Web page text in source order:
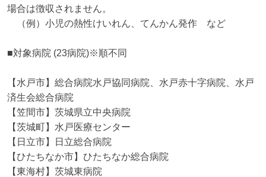
場合は徴収されません。
（例）小児の熱性けいれん、てんかん発作　など
■対象病院 (23病院)※順不同
【水戸市】総合病院水戸協同病院、水戸赤十字病院、水戸
済生会総合病院
【笠間市】茨城県立中央病院
【茨城町】水戸医療センター
【日立市】日立総合病院
【ひたちなか市】ひたちなか総合病院
【東海村】茨城東病院